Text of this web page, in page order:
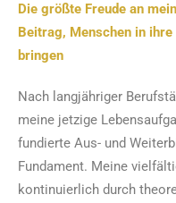
Die größte Freude an
Beitrag, Menschen in
bringen
Nach langjähriger
meine jetzige
fundierte Aus- und
Fundament. Meine
kontinuierlich durch